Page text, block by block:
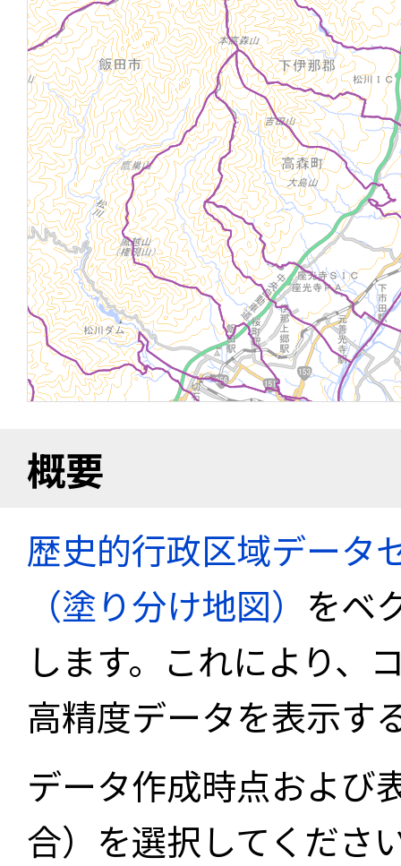
概要
歴史的行政区域データ
（塗り分け地図） をベ
します。これにより、
高精度データを表示す
データ作成時点および
合）を選択してくださ